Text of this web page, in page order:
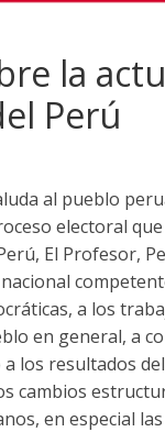
la
Perú
al pueblo
electoral
El Profesor,
a los
en general, a
los resultados
cambios
en especial